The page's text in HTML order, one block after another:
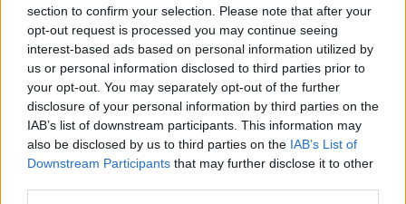
section to confirm your selection. Please note that after your
opt-out request is processed you may continue seeing
interest-based ads based on personal information utilized by
us or personal information disclosed to third parties prior to
your opt-out. You may separately opt-out of the further
disclosure of your personal information by third parties on the
IAB’s list of downstream participants. This information may
also be disclosed by us to third parties on the IAB’s List of
Downstream Participants that may further disclose it to other
Controlli della Guardia di Finanza ai
distributori di carburante nel Varesotto:
sei impianti sanzionati